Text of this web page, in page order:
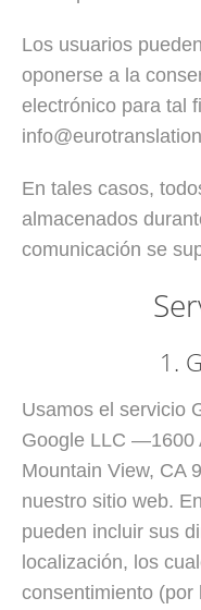
Los usuarios
oponerse a la
electrónico para tal
En tales casos,
almacenados
comunicación se
1.
Usamos el servicio
Google LLC —1600
Mountain View, CA
nuestro sitio web.
pueden incluir sus
localización, los
consentimiento (por